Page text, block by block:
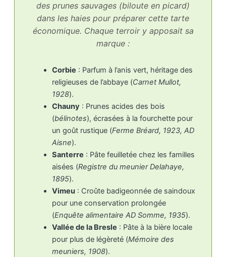
des prunes sauvages (biloute en picard)
dans les haies pour préparer cette tarte
économique. Chaque terroir y apposait sa
marque :
Corbie : Parfum à l’anis vert, héritage des
religieuses de l’abbaye (Carnet Mullot,
1928).
Chauny : Prunes acides des bois
(bélinotes), écrasées à la fourchette pour
un goût rustique (Ferme Bréard, 1923, AD
Aisne).
Santerre : Pâte feuilletée chez les familles
aisées (Registre du meunier Delahaye,
1895).
Vimeu: Croûte badigeonnée de saindoux
pour une conservation prolongée
(Enquête alimentaire AD Somme, 1935).
Vallée de la Bresle : Pâte à la bière locale
pour plus de légèreté (Mémoire des
meuniers, 1908).